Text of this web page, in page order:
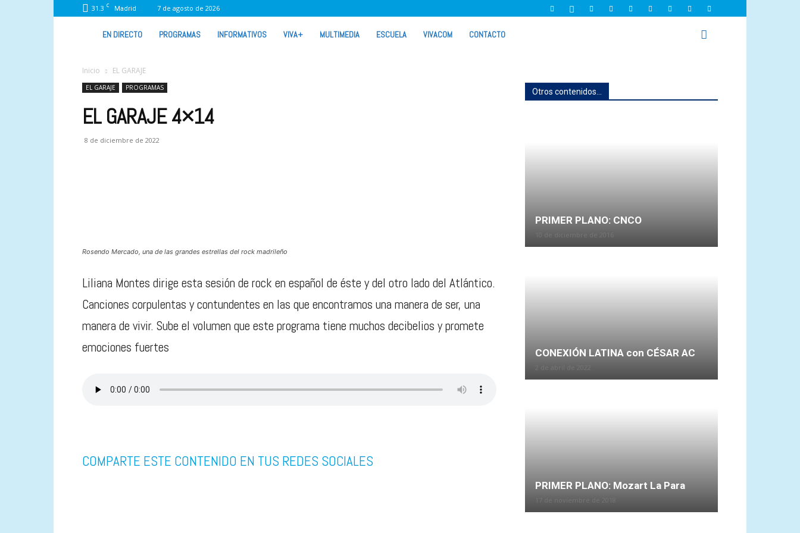
31.3 C Madrid 7 de agosto de 2026
VIVA
RADIO
EN DIRECTO PROGRAMAS INFORMATIVOS VIVA+ MULTIMEDIA ESCUELA VIVACOM CONTACTO
Inicio EL GARAJE
EL GARAJE PROGRAMAS
EL GARAJE 4×14
8 de diciembre de 2022
Rosendo Mercado, una de las grandes estrellas del rock madrileño
Liliana Montes dirige esta sesión de rock en español de éste y del otro lado del Atlántico.
Canciones corpulentas y contundentes en las que encontramos una manera de ser, una
manera de vivir. Sube el volumen que este programa tiene muchos decibelios y promete
emociones fuertes
COMPARTE ESTE CONTENIDO EN TUS REDES SOCIALES
Otros contenidos...
PRIMER PLANO: CNCO
CONEXIÓN LATINA con CÉSAR AC
PRIMER PLANO: Mozart La Para
17 de noviembre de 2018